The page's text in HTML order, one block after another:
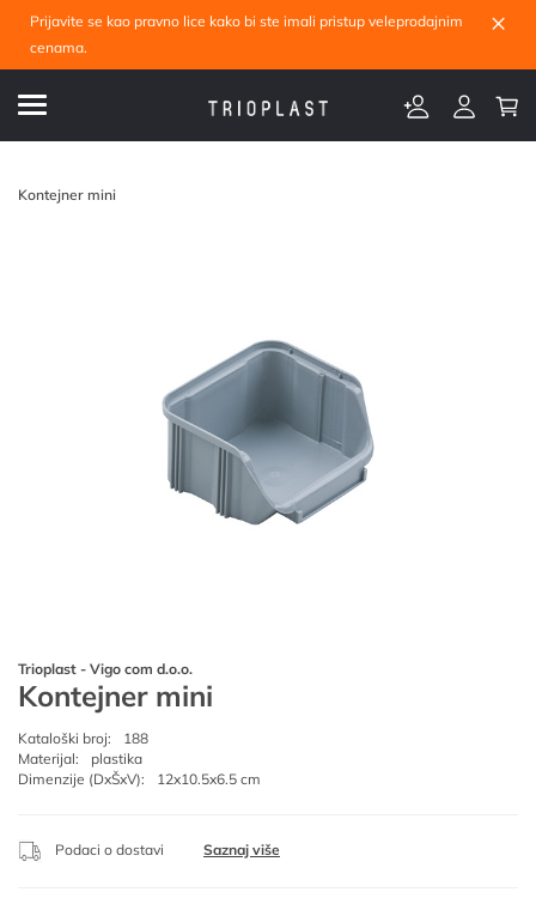
Prijavite se kao pravno lice kako bi ste imali pristup veleprodajnim
cenama.
×
Kontejner mini
Trioplast - Vigo com d.o.o.
Kontejner mini
Kataloški broj:
188
Materijal:
plastika
Dimenzije (DxŠxV):
12x10.5x6.5 cm
Podaci o dostavi Saznaj više